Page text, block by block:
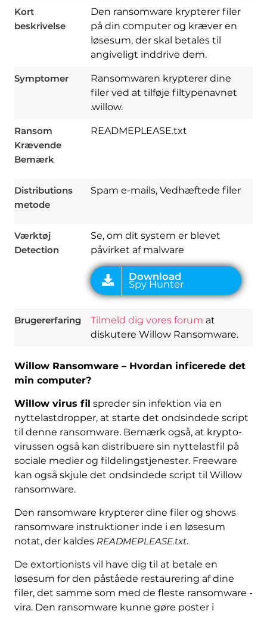
Kort
beskrivelse
Den ransomware krypterer filer
på din computer og kræver en
løsesum, der skal betales til
angiveligt inddrive dem.
Symptomer
Ransomwaren krypterer dine
filer ved at tilføje filtypenavnet
.willow.
Ransom
Krævende
Bemærk
READMEPLEASE.txt
Distributions
metode
Spam e-mails, Vedhæftede filer
Værktøj
Detection
Se, om dit system er blevet
påvirket af malware
Download
Brugererfaring Tilmeld dig vores forum at
diskutere Willow Ransomware.
Willow Ransomware – Hvordan inficerede det
min computer?
Willow virus fil spreder sin infektion via en
nyttelastdropper, at starte det ondsindede script
til denne ransomware. Bemærk også, at krypto-
virussen også kan distribuere sin nyttelastfil på
sociale medier og fildelingstjenester. Freeware
kan også skjule det ondsindede script til Willow
ransomware.
Den ransomware krypterer dine filer og shows
ransomware instruktioner inde i en løsesum
notat, der kaldes READMEPLEASE.txt.
De extortionists vil have dig til at betale en
løsesum for den påståede restaurering af dine
filer, det samme som med de fleste ransomware -
vira. Den ransomware kunne gøre poster i